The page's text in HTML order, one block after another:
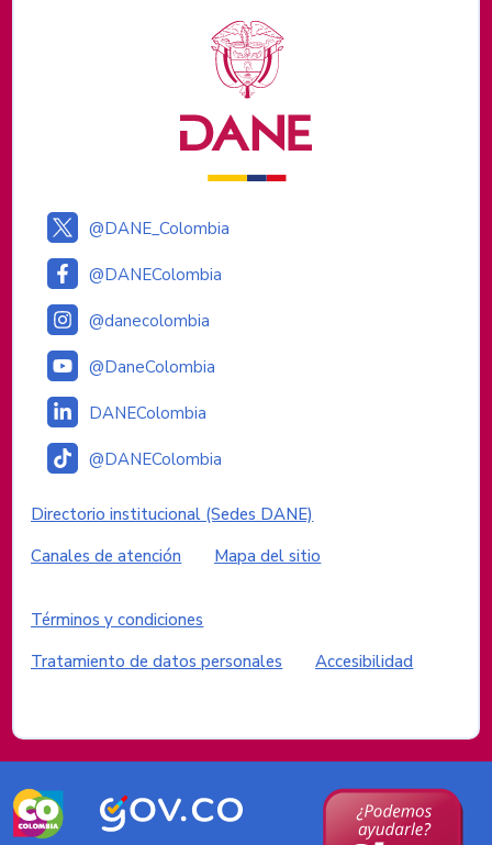
Logos institucionales
@DANE_Colombia
@DANEColombia
@danecolombia
@DaneColombia
DANEColombia
@DANEColombia
Enlaces institucionales
Directorio institucional (Sedes DANE)
Canales de atención
Mapa del sitio
Enlaces del sitio
Términos y condiciones
Tratamiento de datos personales
Accesibilidad
Logos del Gobierno de Colombia
Logo
marca
Logo